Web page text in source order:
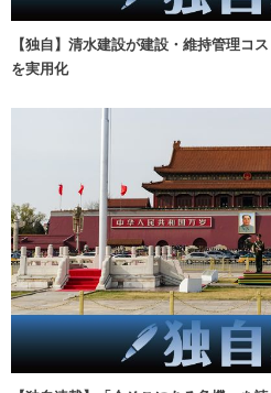
【独自】清水建設が建設・維持管理コ
を実用化